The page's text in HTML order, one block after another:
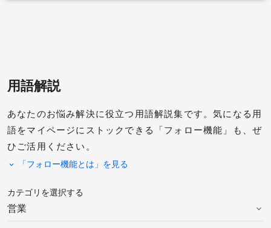
用語解説
あなたのお悩み解決に役立つ用語解説集です。気になる用
語をマイページにストックできる「フォロー機能」も、ぜ
ひご活用ください。
「フォロー機能とは」を
カテゴリを選択する
営業